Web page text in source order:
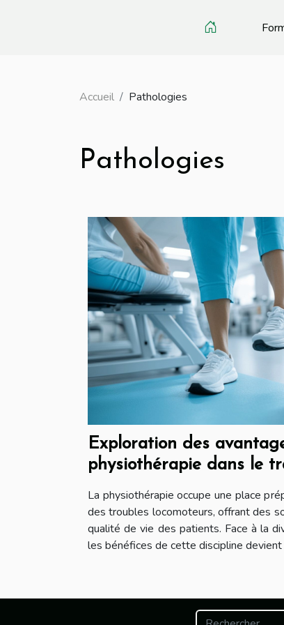
Accueil Pathologies
Pathologies
Exploration des
physiothérapie dans le
locomoteurs
La physiothérapie occupe une place
des troubles locomoteurs, offrant des
qualité de vie des patients. Face à la
les bénéfices de cette discipline devient